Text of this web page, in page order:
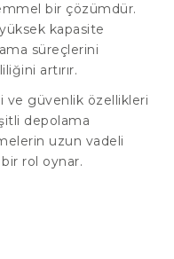
bir çözümdür.
kapasite
süreçlerini
artırır.
ve güvenlik özellikleri
depolama
uzun vadeli
rol oynar.